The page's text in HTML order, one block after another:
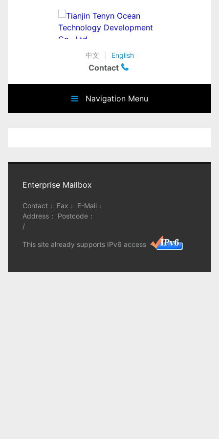
中文 English
Contact
Navigation Menu
Enterprise Mailbox
Contact： Fax： E-Mail：
Address： Postcode：
/
This site already supports IPv6 access